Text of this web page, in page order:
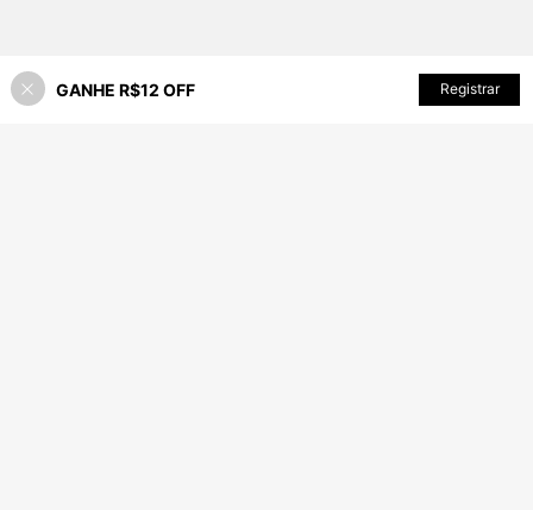
4% OFF! ADICIONAR AO CARRINHO
GANHE R$12 OFF Registrar